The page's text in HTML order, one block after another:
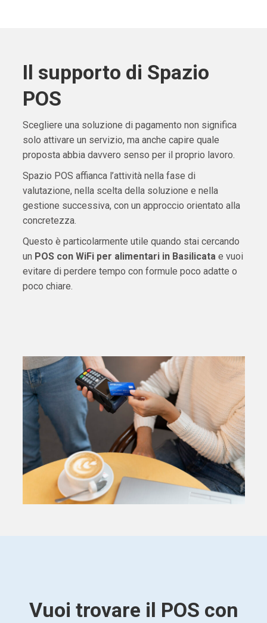
Il supporto di Spazio
POS
Scegliere una soluzione di pagamento non significa
solo attivare un servizio, ma anche capire quale
proposta abbia davvero senso per il proprio lavoro.
Spazio POS affianca l’attività nella fase di
valutazione, nella scelta della soluzione e nella
gestione successiva, con un approccio orientato alla
concretezza.
Questo è particolarmente utile quando stai cercando
un POS con WiFi per alimentari in Basilicatae vuoi
evitare di perdere tempo con formule poco adatte o
poco chiare.
Vuoi trovare il POS con